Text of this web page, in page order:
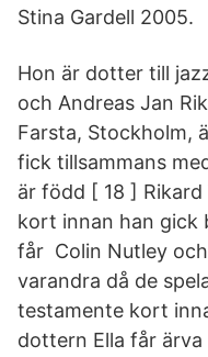
Stina Gardell 2005.
Hon är dotter till
och Andreas Jan
Farsta, Stockholm,
fick tillsammans
är född [ 18 ]
kort innan han gick
får Colin Nutley
varandra då de
testamente kort
dottern Ella får